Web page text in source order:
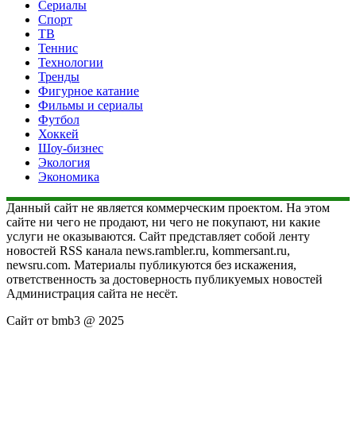
Сериалы
Спорт
ТВ
Теннис
Технологии
Тренды
Фигурное катание
Фильмы и сериалы
Футбол
Хоккей
Шоу-бизнес
Экология
Экономика
Данный сайт не является коммерческим проектом. На этом
сайте ни чего не продают, ни чего не покупают, ни какие
услуги не оказываются. Сайт представляет собой ленту
новостей RSS канала news.rambler.ru, kommersant.ru,
newsru.com. Материалы публикуются без искажения,
ответственность за достоверность публикуемых новостей
Администрация сайта не несёт.
Сайт от bmb3 @ 2025